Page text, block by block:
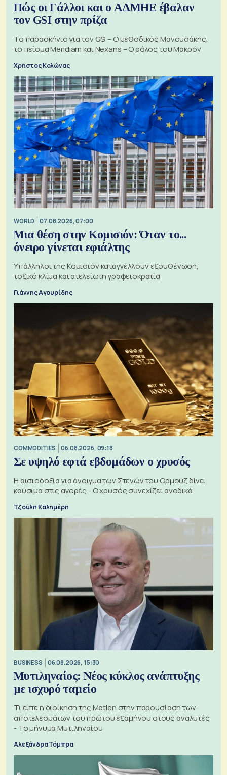
Πώς οι Γάλλοι και ο ΑΔΜΗΕ έβαλαν
τον GSI στην πρίζα
Το παρασκήνιο για τον GSI – Ο μεθοδικός Μανουσάκης,
το πείσμα Meridiam και Nexans – Ο ρόλος του Μακρόν
Χρήστος Κολώνας
WORLD 07.08.2026, 07:00
Μια θέση στην Κομισιόν: Όταν το...
όνειρο γίνεται εφιάλτης
Υπάλληλοι της Κομισιόν καταγγέλλουν εξουθένωση,
τοξικό κλίμα και ατελείωτη γραφειοκρατία
Γιάννης Αγουρίδης
COMMODITIES 06.08.2026, 09:18
Σε υψηλό εφτά εβδομάδων ο χρυσός
Η αισιοδοξία για άνοιγμα των Στενών του Ορμούζ δίνει
καύσιμα στις αγορές - Ο χρυσός συνεχίζει ανοδικά
Τζούλη Καλημέρη
BUSINESS 06.08.2026, 15:30
Μυτιληναίος: Νέος κύκλος ανάπτυξης
με ισχυρό ταμείο
Τι είπε η διοίκηση της Metlen στην παρουσίαση των
αποτελεσμάτων του πρώτου εξαμήνου στους αναλυτές
- Το μήνυμα Μυτιληναίου
Αλεξάνδρα Τόμπρα